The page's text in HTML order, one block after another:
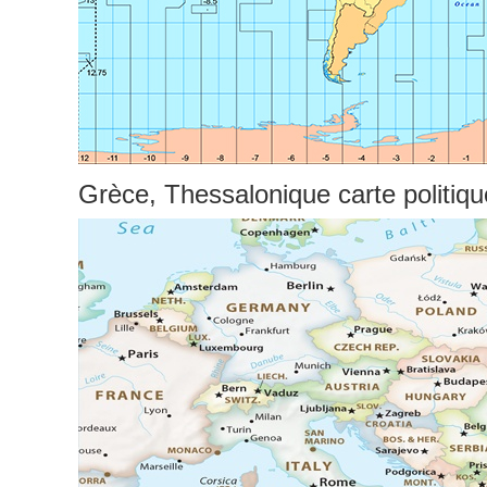
Grèce, Thessalonique carte